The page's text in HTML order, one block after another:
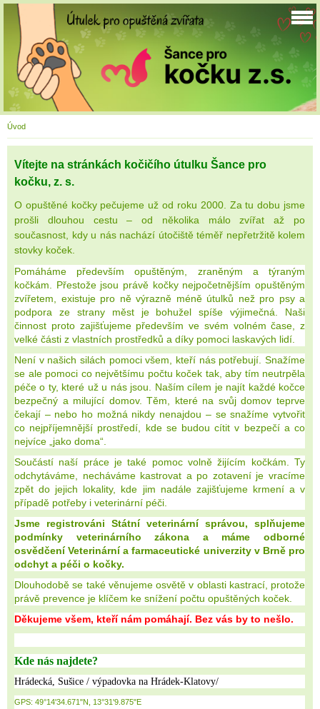
Úvod
Vítejte na stránkách kočičího útulku Šance pro
kočku, z. s.
O opuštěné kočky pečujeme už od roku 2000. Za tu dobu jsme
prošli dlouhou cestu – od několika málo zvířat až po
současnost, kdy u nás nachází útočiště téměř nepřetržitě kolem
stovky koček.
Pomáháme především opuštěným, zraněným a týraným
kočkám. Přestože jsou právě kočky nejpočetnějším opuštěným
zvířetem, existuje pro ně výrazně méně útulků než pro psy a
podpora ze strany měst je bohužel spíše výjimečná. Naši
činnost proto zajišťujeme především ve svém volném čase, z
velké části z vlastních prostředků a díky pomoci laskavých lidí.
Není v našich silách pomoci všem, kteří nás potřebují. Snažíme
se ale pomoci co největšímu počtu koček tak, aby tím neutrpěla
péče o ty, které už u nás jsou. Naším cílem je najít každé kočce
bezpečný a milující domov. Těm, které na svůj domov teprve
čekají – nebo ho možná nikdy nenajdou – se snažíme vytvořit
co nejpříjemnější prostředí, kde se budou cítit v bezpečí a co
nejvíce „jako doma“.
Součástí naší práce je také pomoc volně žijícím kočkám. Ty
odchytáváme, necháváme kastrovat a po zotavení je vracíme
zpět do jejich lokality, kde jim nadále zajišťujeme krmení a v
případě potřeby i veterinární péči.
Jsme registrováni Státní veterinární správou, splňujeme
podmínky veterinárního zákona a máme odborné
osvědčení Veterinární a farmaceutické univerzity v Brně pro
odchyt a péči o kočky.
Dlouhodobě se také věnujeme osvětě v oblasti kastrací, protože
právě prevence je klíčem ke snížení počtu opuštěných koček.
Děkujeme všem, kteří nám pomáhají. Bez vás by to nešlo.
Kde nás najdete?
Hrádecká, Sušice / výpadovka na Hrádek-Klatovy/
GPS: 49°14'34.671"N, 13°31'9.875"E